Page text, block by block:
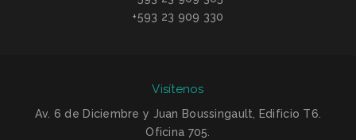
+593 23 909 330
Visítenos
Av. 6 de Diciembre y Juan Boussingault, Edificio T6.
Oficina 705.